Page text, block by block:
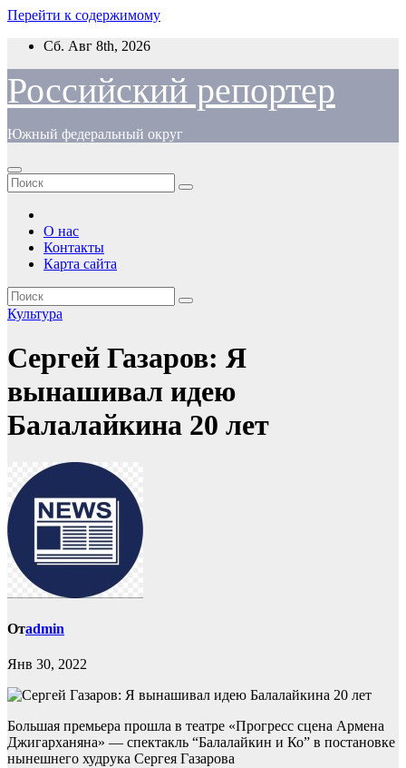
Перейти к содержимому
Сб. Авг 8th, 2026
Российский репортер
Южный федеральный округ
О нас
Контакты
Карта сайта
Культура
Сергей Газаров: Я
вынашивал идею
Балалайкина 20 лет
Отadmin
Янв 30, 2022
Большая премьера прошла в театре «Прогресс сцена Армена
Джигарханяна» — спектакль “Балалайкин и Ко” в постановке
нынешнего худрука Сергея Газарова